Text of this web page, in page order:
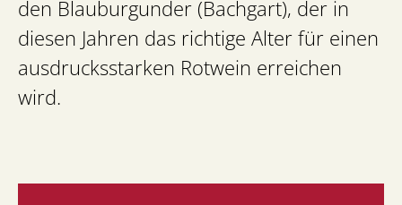
den Blauburgunder (Bachgart), der in
diesen Jahren das richtige Alter für einen
ausdrucksstarken Rotwein erreichen
wird.